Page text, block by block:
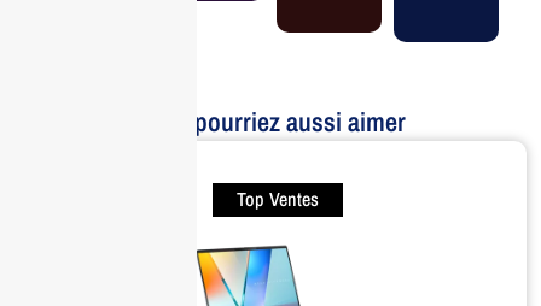
Vous pourriez aussi aimer
Top Ventes